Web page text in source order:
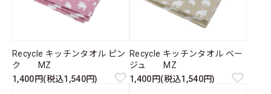
Recycle キッチンタオル ピン
ク MZ
1,400円(税込1,540円)
Recycle キッチンタオル ベー
ジュ MZ
1,400円(税込1,540円)